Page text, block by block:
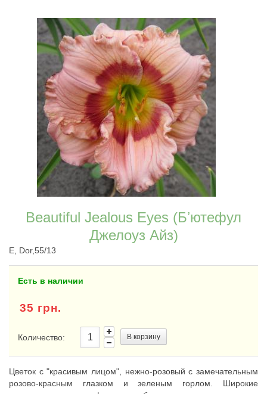
Beautiful Jealous Eyes (Бʼютефул
Джелоуз Айз)
E, Dor,55/13
Есть в наличии
35 грн.
Количество: В корзину
Цветок с "красивым лицом", нежно-розовый с замечательным
розово-красным глазком и зеленым горлом. Широкие